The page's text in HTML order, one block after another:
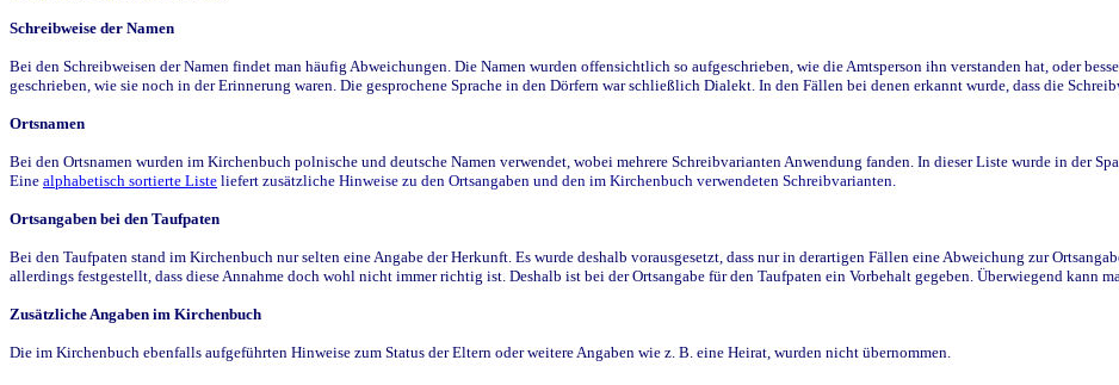
Schreibweise der Namen
Bei den Schreibweisen der Namen findet man häufig Abweichungen. Die Namen wurden offensichtlich so aufgeschrieben, wie die Amtsperson ihn verstanden hat, oder
geschrieben, wie sie noch in der Erinnerung waren. Die gesprochene Sprache in den Dörfern war schließlich Dialekt. In den Fällen bei denen erkannt wurde, dass die
Ortsnamen
Bei den Ortsnamen wurden im Kirchenbuch polnische und deutsche Namen verwendet, wobei mehrere Schreibvarianten Anwendung fanden. In dieser Liste wurde in der
Eine alphabetisch sortierte Liste liefert zusätzliche Hinweise zu den Ortsangaben und den im Kirchenbuch verwendeten Schreibvarianten.
Ortsangaben bei den Taufpaten
Bei den Taufpaten stand im Kirchenbuch nur selten eine Angabe der Herkunft. Es wurde deshalb vorausgesetzt, dass nur in derartigen Fällen eine Abweichung zur
allerdings festgestellt, dass diese Annahme doch wohl nicht immer richtig ist. Deshalb ist bei der Ortsangabe für den Taufpaten ein Vorbehalt gegeben. Überwiegend kann
Zusätzliche Angaben im Kirchenbuch
Die im Kirchenbuch ebenfalls aufgeführten Hinweise zum Status der Eltern oder weitere Angaben wie z. B. eine Heirat, wurden nicht übernommen.